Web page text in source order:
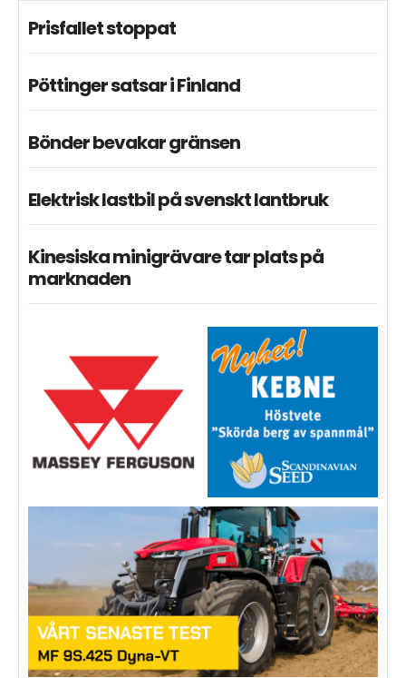
Prisfallet stoppat
Pöttinger satsar i Finland
Bönder bevakar gränsen
Elektrisk lastbil på svenskt lantbruk
Kinesiska minigrävare tar plats på
marknaden